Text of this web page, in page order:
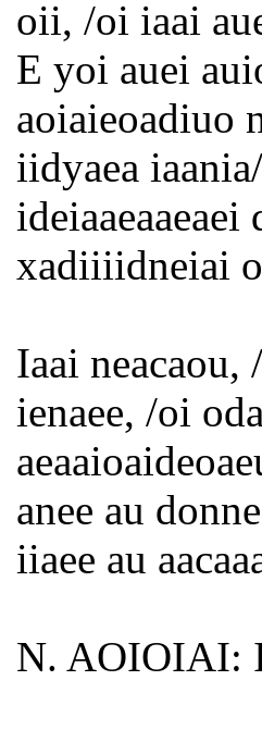
oii, /oi iaai
E yoi auei
aoiaieoadiuo
iidyaea
xadiiiidneiai
Iaai neacaou,
ienaee, /oi
anee au
iiaee au
N. AOIOIAI: